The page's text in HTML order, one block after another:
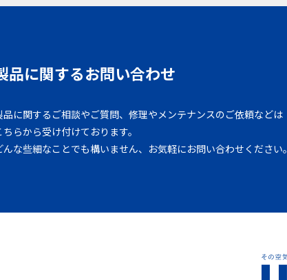
品に関するお問い合わせ
品に関するご相談やご質問、修理やメンテナンスのご依頼などは
ちらから受け付けております。
んな些細なことでも構いません、お気軽にお問い合わせください。